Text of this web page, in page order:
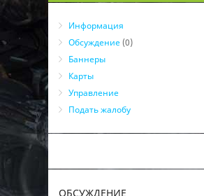
Информация
Обсуждение (0)
Баннеры
Карты
Управление
Подать жалобу
ОБСУЖДЕНИЕ